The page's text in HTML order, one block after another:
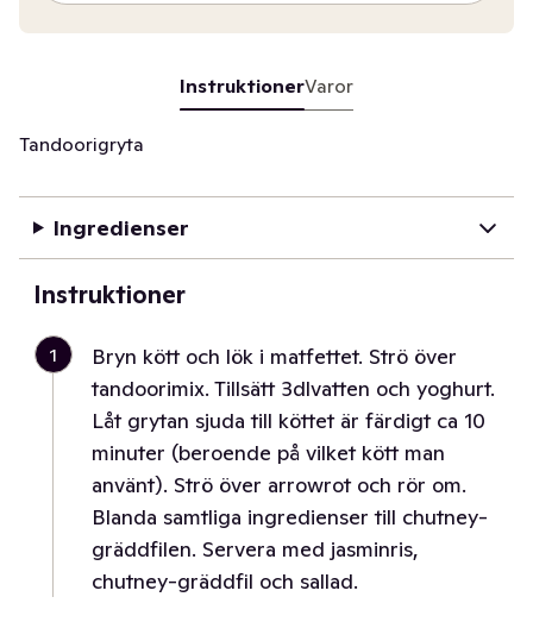
InstruktionerVaror
Tandoorigryta
Ingredienser
Instruktioner
1
Bryn kött och lök i matfettet. Strö över
tandoorimix. Tillsätt 3dlvatten och yoghurt.
Låt grytan sjuda till köttet är färdigt ca 10
minuter (beroende på vilket kött man
använt). Strö över arrowrot och rör om.
Blanda samtliga ingredienser till chutney-
gräddfilen. Servera med jasminris,
chutney-gräddfil och sallad.